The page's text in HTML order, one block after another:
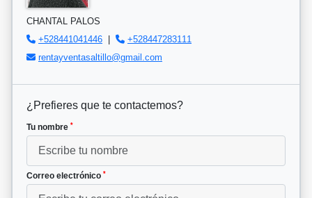
CHANTAL PALOS
+528441041446
+528447283111
rentayventasaltillo@gmail.com
¿Prefieres que te contactemos?
Tu nombre *
Correo electrónico *